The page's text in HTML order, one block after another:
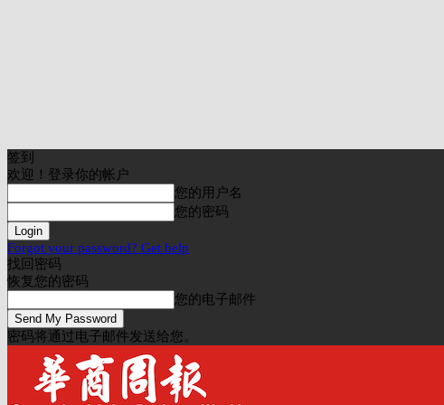
签到
欢迎！登录你的帐户
您的用户名
您的密码
Forgot your password? Get help
找回密码
恢复您的密码
您的电子邮件
密码将通过电子邮件发送给您。